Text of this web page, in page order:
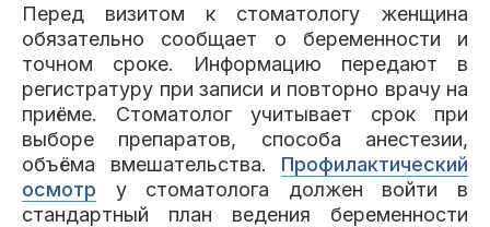
Перед визитом к стоматологу женщина
обязательно сообщает о беременности и
точном сроке. Информацию передают в
регистратуру при записи и повторно врачу на
приёме. Стоматолог учитывает срок при
выборе препаратов, способа анестезии,
объёма вмешательства. Профилактический
осмотр у стоматолога должен войти в
стандартный план ведения беременности